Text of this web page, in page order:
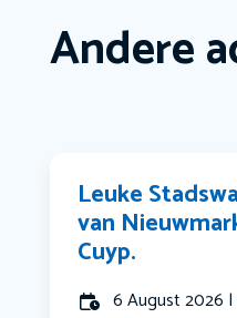
Andere
Leuke
van
Cuyp.
6 August 2026 |